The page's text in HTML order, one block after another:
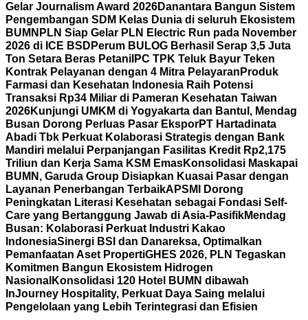
Gelar Journalism Award 2026Danantara Bangun Sistem
Pengembangan SDM Kelas Dunia di seluruh Ekosistem
BUMN PLN Siap Gelar PLN Electric Run pada November
2026 di ICE BSD Perum BULOG Berhasil Serap 3,5 Juta
Ton Setara Beras Petani IPC TPK Teluk Bayur Teken
Kontrak Pelayanan dengan 4 Mitra Pelayaran Produk
Farmasi dan Kesehatan Indonesia Raih Potensi
Transaksi Rp34 Miliar di Pameran Kesehatan Taiwan
2026Kunjungi UMKM di Yogyakarta dan Bantul, Mendag
Busan Dorong Perluas Pasar EksporPT Hartadinata
Abadi Tbk Perkuat Kolaborasi Strategis dengan Bank
Mandiri melalui Perpanjangan Fasilitas Kredit Rp2,175
Triliun dan Kerja Sama KSM EmasKonsolidasi Maskapai
BUMN, Garuda Group Disiapkan Kuasai Pasar dengan
Layanan Penerbangan TerbaikAPSMI Dorong
Peningkatan Literasi Kesehatan sebagai Fondasi Self-
Care yang Bertanggung Jawab di Asia-PasifikMendag
Busan: Kolaborasi Perkuat Industri Kakao
IndonesiaSinergi BSI dan Danareksa, Optimalkan
Pemanfaatan Aset PropertiGHES 2026, PLN Tegaskan
Komitmen Bangun Ekosistem Hidrogen
Nasional Konsolidasi 120 Hotel BUMN dibawah
InJourney Hospitality, Perkuat Daya Saing melalui
Pengelolaan yang Lebih Terintegrasi dan Efisien